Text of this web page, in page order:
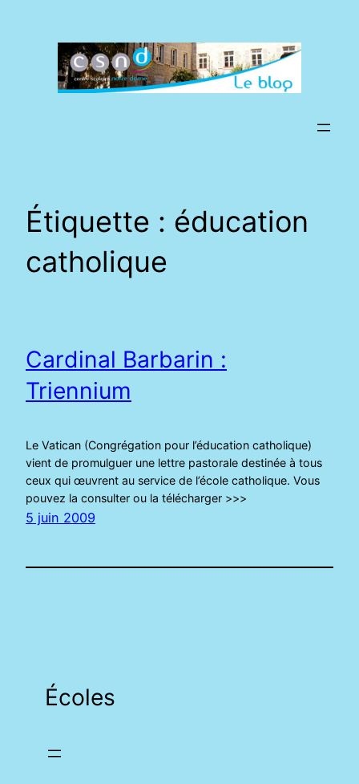
Étiquette : éducation
catholique
Cardinal Barbarin :
Triennium
Le Vatican (Congrégation pour l’éducation catholique)
vient de promulguer une lettre pastorale destinée à tous
ceux qui œuvrent au service de l’école catholique. Vous
pouvez la consulter ou la télécharger >>>
5 juin 2009
Écoles